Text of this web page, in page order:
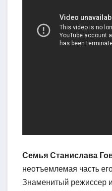
Семья Станислава
неотъемлемая часть
Знаменитый режиссер